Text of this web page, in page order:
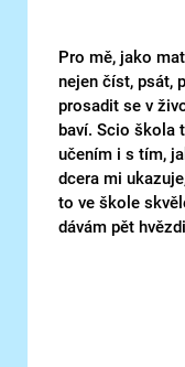
Pro mě, jako
nejen číst, psát,
prosadit se v
baví. Scio škola
učením i s tím,
dcera mi
to ve škole
dávám pět